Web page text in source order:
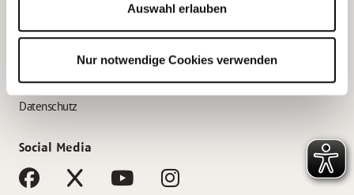
Auswahl erlauben
Nur notwendige Cookies verwenden
AWO Gliederungen nach Bundesland
Impressum
Datenschutz
Social Media